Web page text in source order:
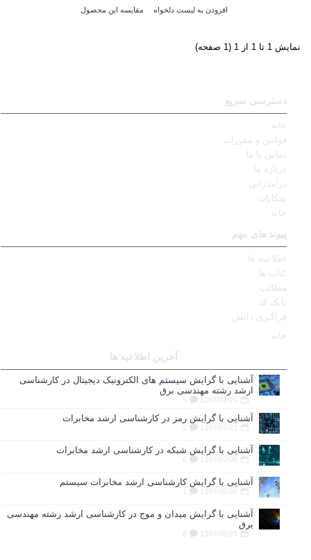
افزودن به لیست دلخواه مقایسه این محصول
نمایش 1 تا 1 از 1 (1 صفحه)
دسترسی سریع
خانه
قوانین و مقررات
تماس با ما
درباره ما
درآمدزایی
شکایات
خانه
پیوند های مهم
اطلاعیه ها
کتاب ها
مطالب
بانک کد
فراگیری دانش
خانه
آخرین اطلاعیه ها
آشنایی با گرایش سیستم های الکترونیک دیجیتال در کارشناسی
ارشد رشته مهندسی برق
1397/07/26
5
آشنایی با گرایش رمز در کارشناسی ارشد مخابرات
1397/07/21
آشنایی با گرایش شبکه در کارشناسی ارشد مخابرات
1397/07/09
آشنایی با گرایش کارشناسی ارشد مخابرات سیستم
1397/06/30
آشنایی با گرایش میدان و موج در کارشناسی ارشد رشته مهندسی
برق
1397/06/25